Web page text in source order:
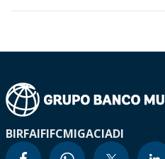
BIRFAIFIFCMIGACIADI